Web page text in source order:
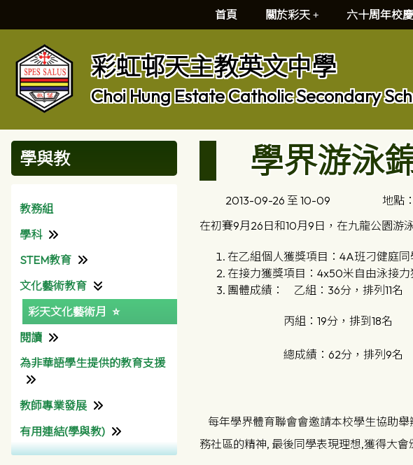
首頁 關於彩天 六十周年校慶
彩虹邨天主教英文中學
Choi Hung Estate Catholic Secondary
學與教
教務組
學科
中國語文科
普通話科
英國語文科
數學科
公民、經濟與社會科
公民與社會發展科
科學科
STEM教育
資訊科技組
文化藝術教育
彩天文化藝術月
閱讀
圖書館
為非華語學生提供的教育支援
為非華語學生提供的教育支
援學校支援摘要 (Non-
Chinese Speaking School
Support Summary)
教師專業發展
教師專業發展組
有用連結(學與教)
香港考試及評核局
學界游泳
2013-09-26 至 10-09 地點
在初賽9月26日和10月9日，在九龍公園游
在乙組個人獲獎項目：4A班刁健庭
在接力獲獎項目：4x50米自由泳接
團體成績： 乙組：36分，排列11名
丙組：19分，排到18名
總成績：62分，排列9名
每年學界體育聯會會邀請本校學生協助
務社區的精神, 最後同學表現理想,獲得大會